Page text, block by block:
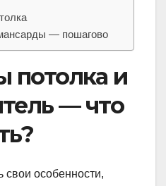
— пошагово
потолка и
— что
свои особенности,